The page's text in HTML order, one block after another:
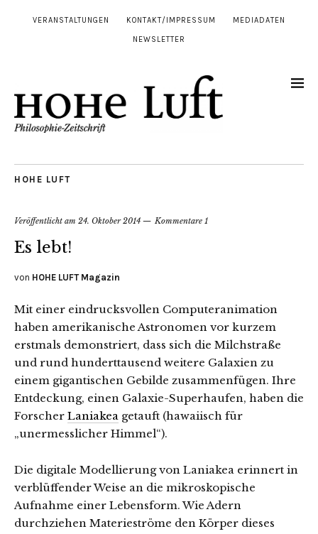
VERANSTALTUNGEN KONTAKT/IMPRESSUM MEDIADATEN
NEWSLETTER
HOHE LUFT
Veröffentlicht am 24. Oktober 2014 Kommentare 1
Es lebt!
von HOHE LUFT Magazin
Mit einer eindrucksvollen Computeranimation
haben amerikanische Astronomen vor kurzem
erstmals demonstriert, dass sich die Milchstraße
und rund hunderttausend weitere Galaxien zu
einem gigantischen Gebilde zusammenfügen. Ihre
Entdeckung, einen Galaxie-Superhaufen, haben die
Forscher Laniakea getauft (hawaiisch für
„unermesslicher Himmel“).
Die digitale Modellierung von Laniakea erinnert in
verblüffender Weise an die mikroskopische
Aufnahme einer Lebensform. Wie Adern
durchziehen Materieströme den Körper dieses